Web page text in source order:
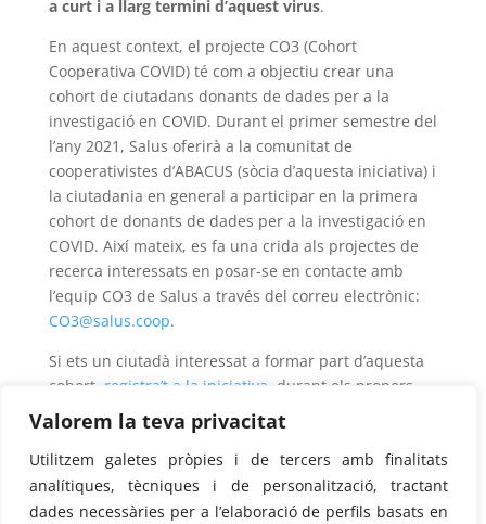
Valorem la teva privacitat
Utilitzem galetes pròpies i de tercers amb finalitats
analítiques, tècniques i de personalització, tractant
dades necessàries per a l’elaboració de perfils basats en
a curt i a llarg termini d’aquest virus.
En aquest context, el projecte CO3 (Cohort
Cooperativa COVID) té com a objectiu crear una
cohort de ciutadans donants de dades per a la
investigació en COVID. Durant el primer semestre del
l’any 2021, Salus oferirà a la comunitat de
cooperativistes d’ABACUS (sòcia d’aquesta iniciativa) i
la ciutadania en general a participar en la primera
cohort de donants de dades per a la investigació en
COVID. Així mateix, es fa una crida als projectes de
recerca interessats en posar-se en contacte amb
l’equip CO3 de Salus a través del correu electrònic:
CO3@salus.coop.
Si ets un ciutadà interessat a formar part d’aquesta
cohort, registra’t a la iniciativa , durant els propers
mesos contactem amb tu.